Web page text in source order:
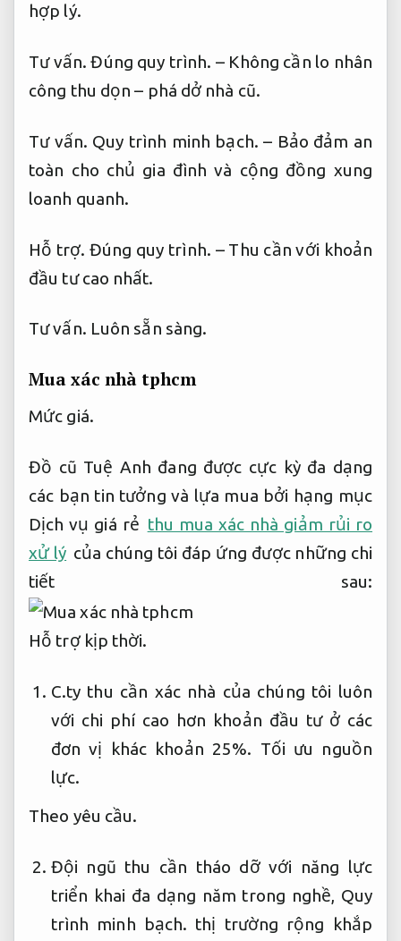
hợp lý.
Tư vấn. Đúng quy trình. – Không cần lo nhân
công thu dọn – phá dở nhà cũ.
Tư vấn. Quy trình minh bạch. – Bảo đảm an
toàn cho chủ gia đình và cộng đồng xung
loanh quanh.
Hỗ trợ. Đúng quy trình. – Thu cần với khoản
đầu tư cao nhất.
Tư vấn. Luôn sẵn sàng.
Mua xác nhà tphcm
Mức giá.
Đồ cũ Tuệ Anh đang được cực kỳ đa dạng
các bạn tin tưởng và lựa mua bởi hạng mục
Dịch vụ giá rẻ thu mua xác nhà giảm rủi ro
xử lý của chúng tôi đáp ứng được những chi
tiết sau:
Hỗ trợ kịp thời.
C.ty thu cần xác nhà của chúng tôi luôn
với chi phí cao hơn khoản đầu tư ở các
đơn vị khác khoản 25%. Tối ưu nguồn
lực.
Theo yêu cầu.
Đội ngũ thu cần tháo dỡ với năng lực
triển khai đa dạng năm trong nghề, Quy
trình minh bạch. thị trường rộng khắp